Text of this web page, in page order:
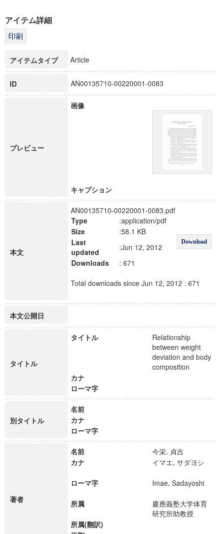
科学研究費補助金研究成果報告書
博士課程教育リーディングプログラム「超成熟社会発展のサ
アイテム詳細
アイテムタイプ Article
ID AN00135710-00220001-0083
プレビュー
画像
キャプション
本文
AN00135710-00220001-0083.pdf
Type
:application/pdf
Download
Size
:58.1 KB
Last
updated
:Jun 12, 2012
Downloads
: 671
Total downloads since Jun 12, 2012 : 671
本文公開日
タイトル
タイトル
Relationship
between weight
deviation and body
composition
カナ
ローマ字
別タイトル
名前
カナ
ローマ字
著者
名前
今栄, 貞吉
カナ
イマエ, サダヨシ
ローマ字 Imae, Sadayoshi
所属
慶應義塾大学体育
研究所助教授
所属(翻訳)